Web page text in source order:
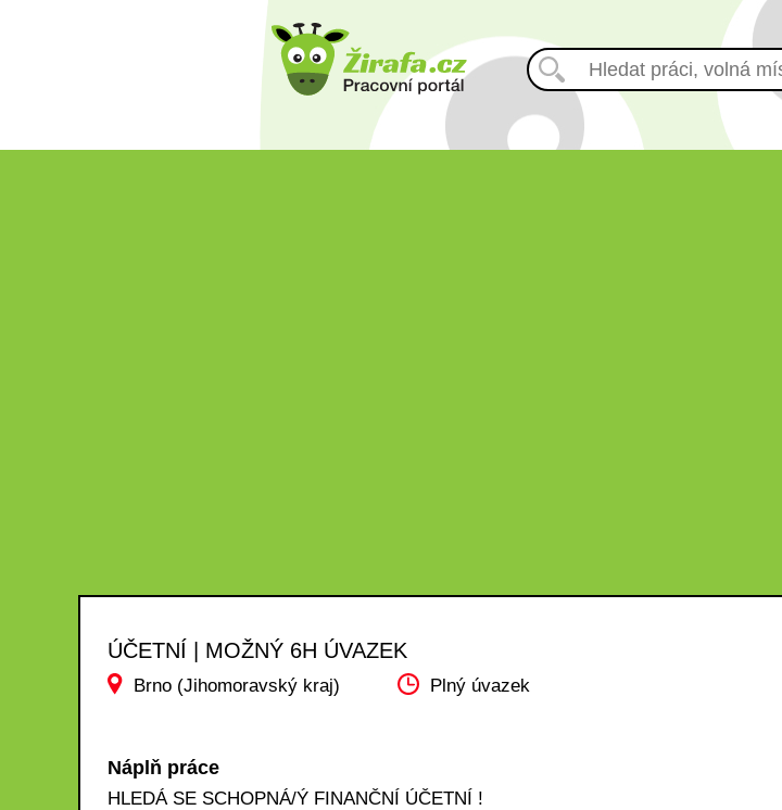
ÚČETNÍ | MOŽNÝ 6H ÚVAZEK
Brno (Jihomoravský kraj) Plný úvazek
Náplň práce
HLEDÁ SE SCHOPNÁ/Ý FINANČNÍ ÚČETNÍ !